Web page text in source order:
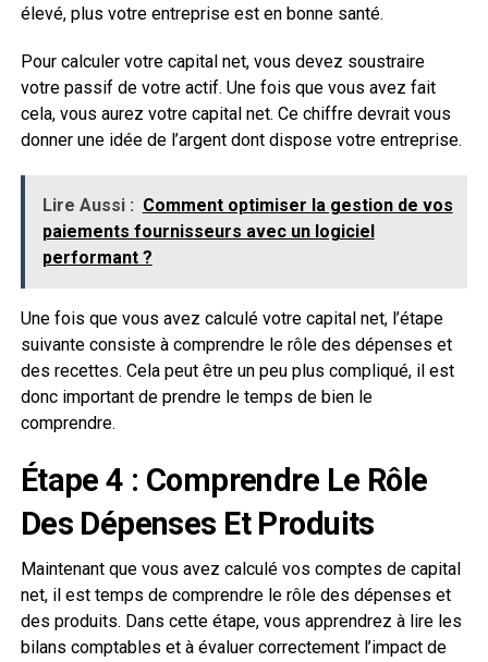
élevé, plus votre entreprise est en bonne santé.
Pour calculer votre capital net, vous devez soustraire
votre passif de votre actif. Une fois que vous avez fait
cela, vous aurez votre capital net. Ce chiffre devrait vous
donner une idée de l’argent dont dispose votre entreprise.
Lire Aussi : Comment optimiser la gestion de vos
paiements fournisseurs avec un logiciel
performant ?
Une fois que vous avez calculé votre capital net, l’étape
suivante consiste à comprendre le rôle des dépenses et
des recettes. Cela peut être un peu plus compliqué, il est
donc important de prendre le temps de bien le
comprendre.
Étape 4 : Comprendre Le Rôle
Des Dépenses Et Produits
Maintenant que vous avez calculé vos comptes de capital
net, il est temps de comprendre le rôle des dépenses et
des produits. Dans cette étape, vous apprendrez à lire les
bilans comptables et à évaluer correctement l’impact de